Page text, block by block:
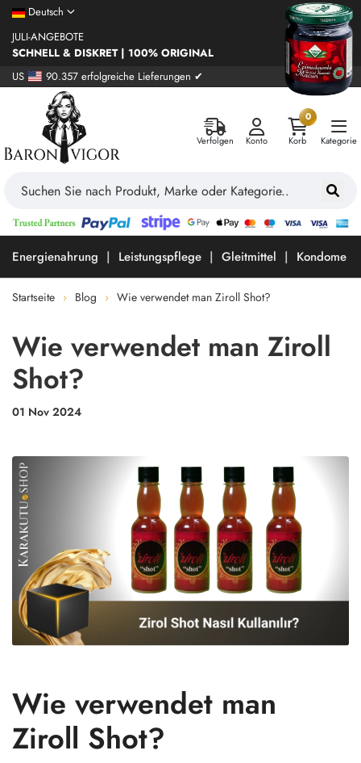
Deutsch
JULI-ANGEBOTE
SCHNELL & DISKRET | 100% ORIGINAL
US
90.357 erfolgreiche Lieferungen ✔
Verfolgen Konto
0
Korb
Kategorie
Energienahrung Leistungspflege Gleitmittel Kondome
Startseite Blog Wie verwendet man Ziroll Shot?
Wie verwendet man Ziroll
Shot?
01 Nov 2024
Wie verwendet man
Ziroll Shot?